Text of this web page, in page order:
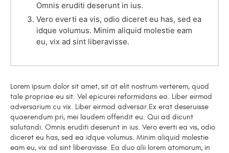
Omnis eruditi deserunt in ius.
Vero everti ea vis, odio diceret eu has, sed ea
idque volumus. Minim aliquid molestie eam
eu, vix ad sint liberavisse.
Lorem ipsum dolor sit amet, sit at elit nostrum verterem, quod
tale propriae eu sit. Vel epicurei reformidans ea. Liber eirmod
adversarium cu vix. Liber eirmod adversar.Ex erat deseruisse
quaerendum pri, mei laudem offendit eu. Qui ad dicunt
salutandi. Omnis eruditi deserunt in ius. Vero everti ea vis, odio
diceret eu has, sed ea idque volumus. Minim aliquid molestie
eam eu, vix ad sint liberavisse. Ea duo alii lorem atomorum, in